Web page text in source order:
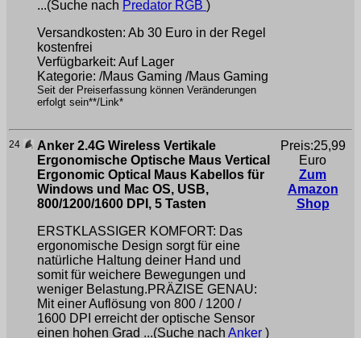
...(Suche nach Predator RGB )
Versandkosten: Ab 30 Euro in der Regel
kostenfrei
Verfügbarkeit: Auf Lager
Kategorie: /Maus Gaming /Maus Gaming
Seit der Preiserfassung können Veränderungen
erfolgt sein**/Link*
24
Anker 2.4G Wireless Vertikale
Ergonomische Optische Maus Vertical
Ergonomic Optical Maus Kabellos für
Windows und Mac OS, USB,
800/1200/1600 DPI, 5 Tasten
ERSTKLASSIGER KOMFORT: Das
ergonomische Design sorgt für eine
natürliche Haltung deiner Hand und
somit für weichere Bewegungen und
weniger Belastung.PRÄZISE GENAU:
Mit einer Auflösung von 800 / 1200 /
1600 DPI erreicht der optische Sensor
einen hohen Grad ...(Suche nach Anker )
Preis:25,99
Euro
Zum
Amazon
Shop